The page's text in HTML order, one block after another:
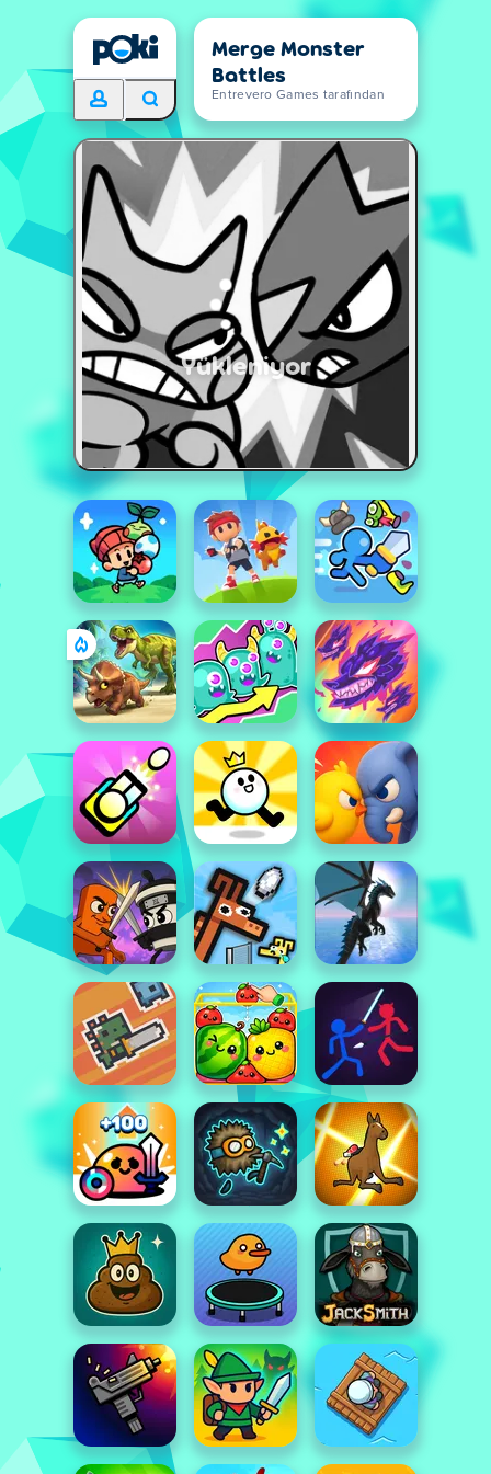
Merge Monster
Battles
Entrevero Games tarafından
Yükleniyor